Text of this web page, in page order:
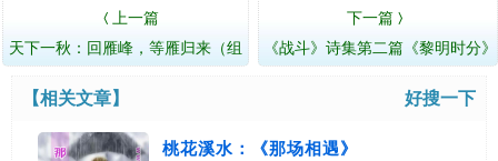
〈
上一篇
天下一秋：回雁峰，等雁归来（组
下一篇 〉
《战斗》诗集第二篇《黎明时分》
【相关文章】 好搜一下
桃花溪水：《那场相遇》